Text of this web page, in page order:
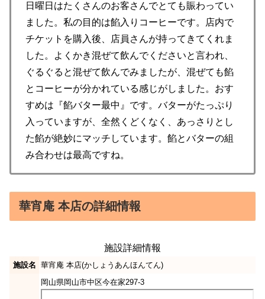
日曜日はたくさんのお客さんでとても賑わってい
ました。私の目的は餡入りコーヒーです。店内で
チケットを購入後、店員さんが持ってきてくれま
した。よくかき混ぜて飲んでくださいと言われ、
ぐるぐると混ぜて飲んでみましたが、混ぜても餡
とコーヒーが分かれている感じがしました。おす
すめは『餡バター最中』です。バターがたっぷり
入っていますが、全然くどくなく、あっさりとし
た餡が絶妙にマッチしています。餡とバターの組
み合わせは最高ですね。
華宵庵 本店の詳細情報
施設詳細情報
施設名 華宵庵 本店(かしょうあんほんてん)
岡山県岡山市中区今在家297-3